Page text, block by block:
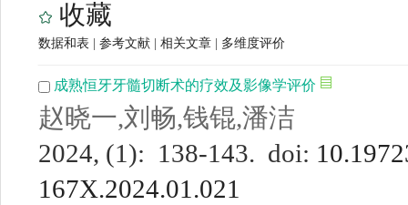
收藏
数据和表 参考文献 相关文章 多维度评价
成熟恒牙牙髓切断术的疗效及影像学评价
赵晓一,刘畅,钱锟,潘洁
2024, (1): 138-143. doi:
167X.2024.01.021